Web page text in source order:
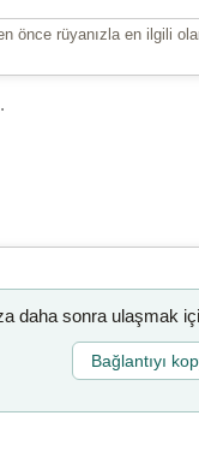
önce rüyanızla en ilgili
daha sonra ulaşmak
Bağlantıyı